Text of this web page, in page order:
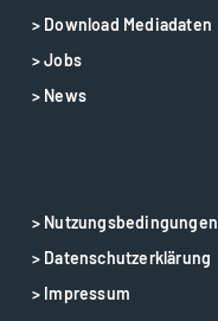
> Download Mediadaten
> Jobs
> News
> Nutzungsbedingungen
> Datenschutzerklärung
> Impressum